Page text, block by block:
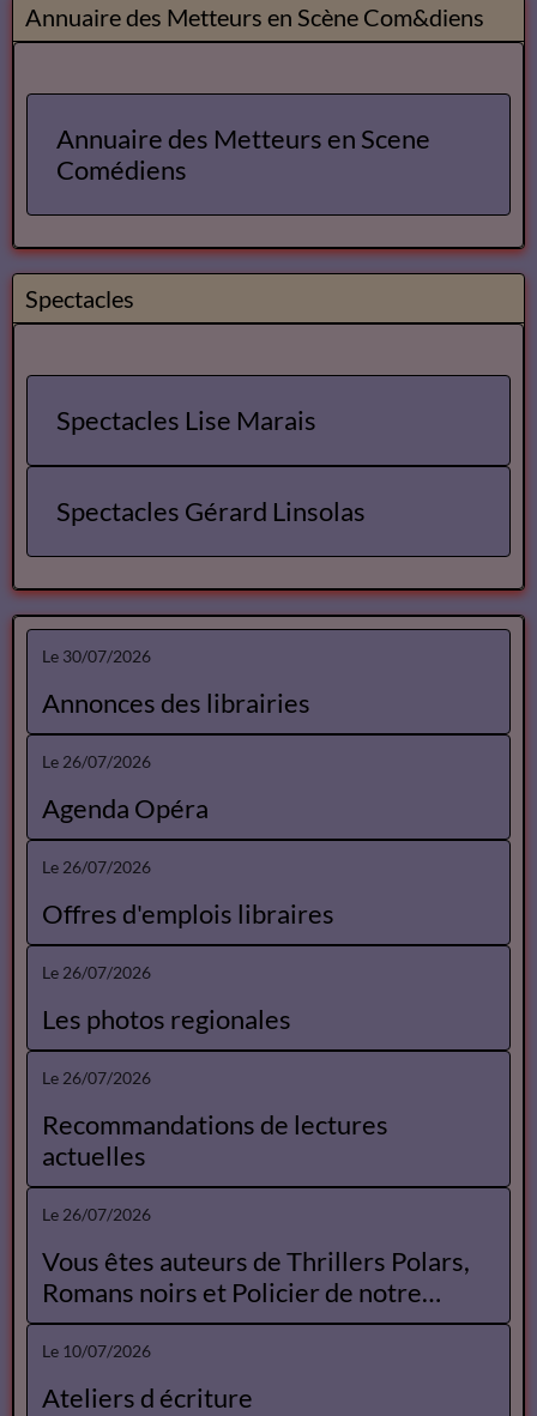
Annuaire des Metteurs en Scène Com&diens
Annuaire des Metteurs en Scene
Comédiens
Spectacles
Spectacles Lise Marais
Spectacles Gérard Linsolas
Le 30/07/2026
Annonces des librairies
Le 26/07/2026
Agenda Opéra
Le 26/07/2026
Offres d'emplois libraires
Le 26/07/2026
Les photos regionales
Le 26/07/2026
Recommandations de lectures
actuelles
Le 26/07/2026
Vous êtes auteurs de Thrillers Polars,
Romans noirs et Policier de notre
Catalogue
Le 10/07/2026
Ateliers d écriture